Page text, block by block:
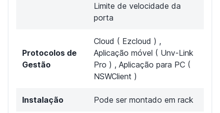
Limite de velocidade da
porta
Protocolos de
Gestão
Cloud ( Ezcloud ) ,
Aplicação móvel ( Unv-Link
Pro ) , Aplicação para PC (
NSWClient )
Instalação Pode ser montado em rack